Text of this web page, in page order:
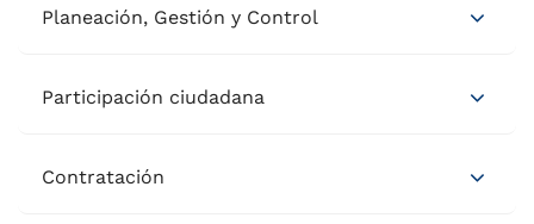
Planeación, Gestión y Control
Participación ciudadana
Contratación